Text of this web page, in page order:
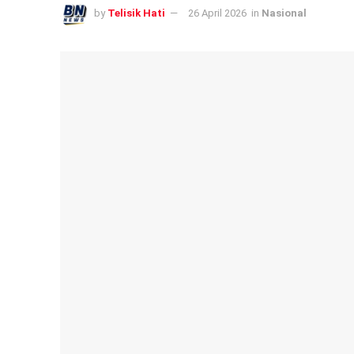
by Telisik Hati 26 April 2026 in Nasional